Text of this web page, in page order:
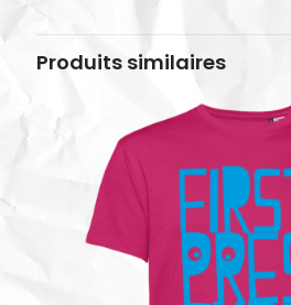
Produits similaires